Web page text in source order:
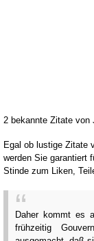
2 bekannte Zitate von
Egal ob lustige Zitate
werden Sie garantiert
Stinde zum Liken,
Daher kommt es
frühzeitig